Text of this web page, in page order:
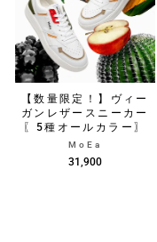
【数量限定！】ヴィー
ガンレザースニーカー
〖5種オールカラー〗
MoEa
31,900